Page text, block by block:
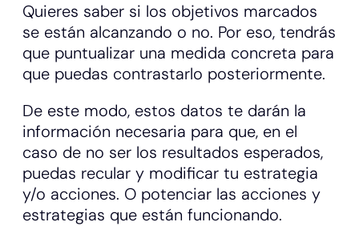
Quieres saber si los objetivos marcados
se están alcanzando o no. Por eso, tendrás
que puntualizar una medida concreta para
que puedas contrastarlo posteriormente.
De este modo, estos datos te darán la
información necesaria para que, en el
caso de no ser los resultados esperados,
puedas recular y modificar tu estrategia
y/o acciones. O potenciar las acciones y
estrategias que están funcionando.